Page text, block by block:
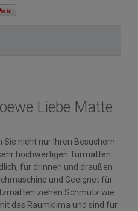
Liebe Matte
nicht nur Ihren Besuchern
hochwertigen Türmatten
für drinnen und draußen
und Geeignet für
ziehen Schmutz wie
das Raumklima und sind für